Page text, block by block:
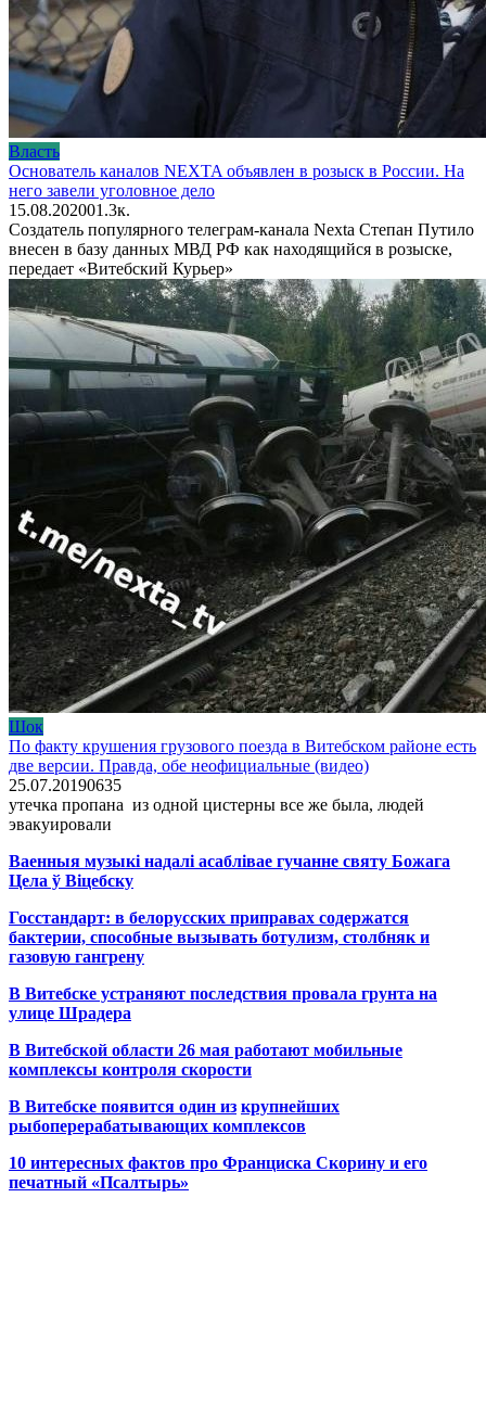
Власть
Основатель каналов NEXTA объявлен в розыск в России. На
него завели уголовное дело
15.08.202001.3к.
Создатель популярного телеграм-канала Nexta Степан Путило
внесен в базу данных МВД РФ как находящийся в розыске,
передает «Витебский Курьер»
Шок
По факту крушения грузового поезда в Витебском районе есть
две версии. Правда, обе неофициальные (видео)
25.07.20190635
утечка пропана из одной цистерны все же была, людей
эвакуировали
Ваенныя музыкі надалі асаблівае гучанне святу Божага
Цела ў Віцебску
Госстандарт: в белорусских приправах содержатся
бактерии, способные вызывать ботулизм, столбняк и
газовую гангрену
В Витебске устраняют последствия провала грунта на
улице Шрадера
В Витебской области 26 мая работают мобильные
комплексы контроля скорости
В Витебске появится один из крупнейших
рыбоперерабатывающих комплексов
10 интересных фактов про Франциска Скорину и его
печатный «Псалтырь»